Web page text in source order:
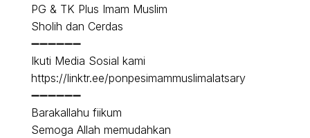
PG & TK Plus Imam Muslim
Sholih dan Cerdas
➖➖➖➖➖➖
Ikuti Media Sosial kami
https://linktr.ee/ponpesimammuslimalatsary
➖➖➖➖➖➖
Barakallahu fiikum
Semoga Allah memudahkan